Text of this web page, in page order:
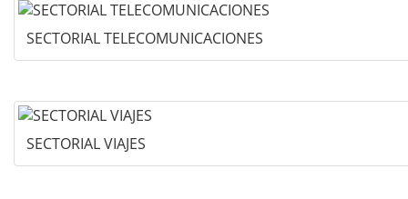
SECTORIAL TELECOMUNICACIONES
SECTORIAL VIAJES